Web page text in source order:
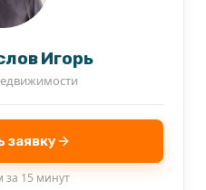
этого
месте!
Игорь
заявку
за 15 минут